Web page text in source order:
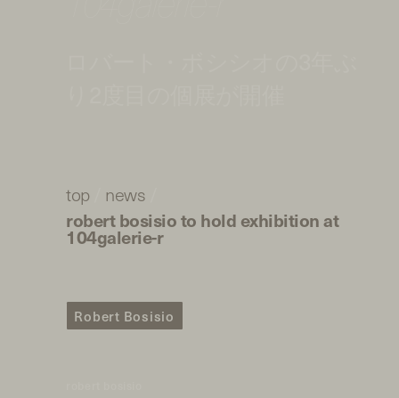
top/ news
robert bosisio to hold exhibition at
104galerie-r
Robert Bosisio